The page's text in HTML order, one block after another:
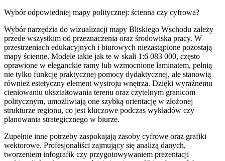
Wybór odpowiedniej mapy politycznej: ścienna czy cyfrowa?
Wybór narzędzia do wizualizacji mapy Bliskiego Wschodu zależy
przede wszystkim od przeznaczenia oraz środowiska pracy. W
przestrzeniach edukacyjnych i biurowych niezastąpione pozostają
mapy ścienne. Modele takie jak te w skali 1:6 083 000, często
oprawione w eleganckie ramy lub wzmocnione laminatem, pełnią
nie tylko funkcję praktycznej pomocy dydaktycznej, ale stanowią
również estetyczny element wystroju wnętrza. Dzięki wyraźnemu
cieniowaniu ukształtowania terenu oraz czytelnym granicom
politycznym, umożliwiają one szybką orientację w złożonej
strukturze regionu, co jest kluczowe podczas wykładów czy
planowania strategicznego w biurze.
Zupełnie inne potrzeby zaspokajają zasoby cyfrowe oraz grafiki
wektorowe. Profesjonaliści zajmujący się analizą danych,
tworzeniem infografik czy przygotowywaniem prezentacji